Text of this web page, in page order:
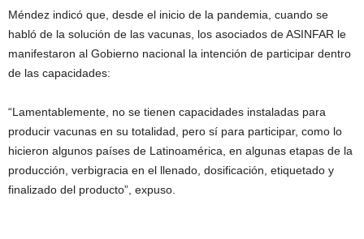
Méndez indicó que, desde el inicio de la pandemia, cuando se
habló de la solución de las vacunas, los asociados de ASINFAR le
manifestaron al Gobierno nacional la intención de participar dentro
de las capacidades:
“Lamentablemente, no se tienen capacidades instaladas para
producir vacunas en su totalidad, pero sí para participar, como lo
hicieron algunos países de Latinoamérica, en algunas etapas de la
producción, verbigracia en el llenado, dosificación, etiquetado y
finalizado del producto”, expuso.